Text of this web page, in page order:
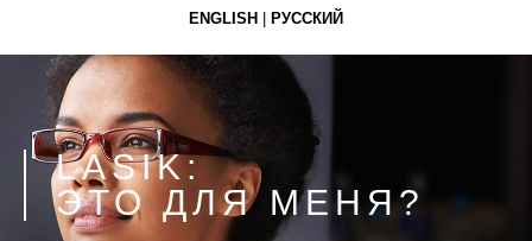
ENGLISH РУССКИЙ
LASIK:
ЭТО ДЛЯ МЕНЯ?СЕТЧАТКА